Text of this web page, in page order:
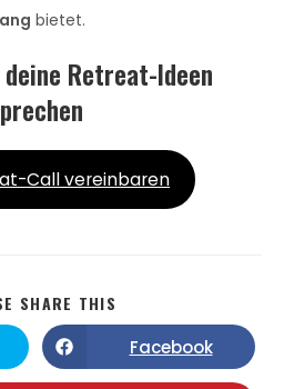
bietet.
Retreat-Ideen
Call vereinbaren
SHARE THIS
Facebook